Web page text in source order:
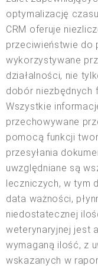
optymalizację
CRM oferuje
przeciwieństwie do
wykorzystywane
działalności, nie
dobór niezbędnych
Wszystkie
przechowywane
pomocą funkcji
przesyłania
uwzględniane są
leczniczych, w tym
data ważności,
niedostatecznej
weterynaryjnej jest
wymaganą ilość, z
wskazanych w